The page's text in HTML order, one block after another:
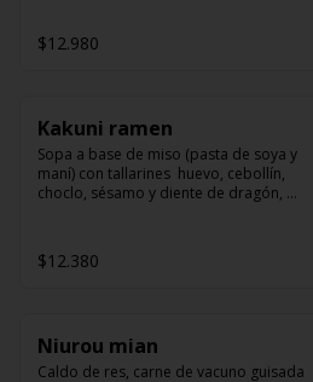
$12.980
Kakuni ramen
Sopa a base de miso (pasta de soya y
maní) con tallarines  huevo, cebollín,
choclo, sésamo y diente de dragón,
$12.380
Niurou mian
Caldo de res, carne de vacuno guisada